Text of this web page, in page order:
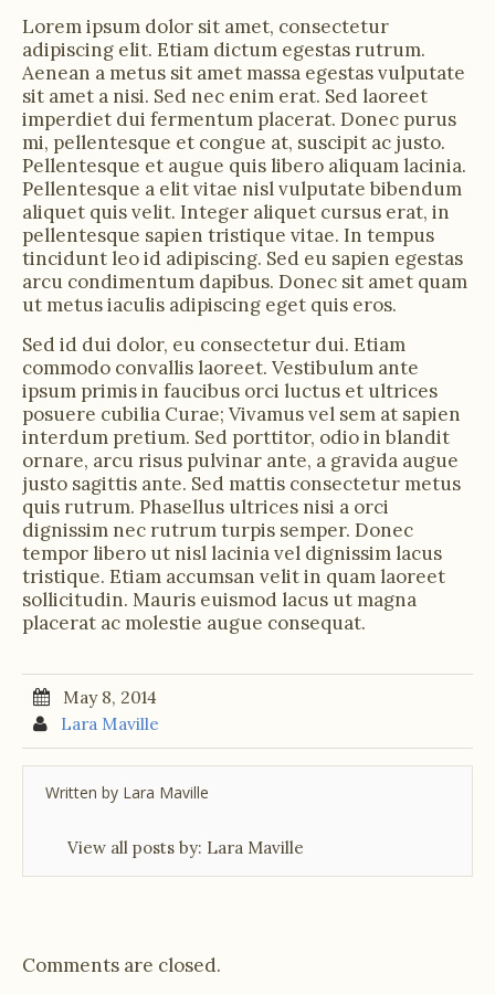
Lorem ipsum dolor sit amet, consectetur
adipiscing elit. Etiam dictum egestas rutrum.
Aenean a metus sit amet massa egestas vulputate
sit amet a nisi. Sed nec enim erat. Sed laoreet
imperdiet dui fermentum placerat. Donec purus
mi, pellentesque et congue at, suscipit ac justo.
Pellentesque et augue quis libero aliquam lacinia.
Pellentesque a elit vitae nisl vulputate bibendum
aliquet quis velit. Integer aliquet cursus erat, in
pellentesque sapien tristique vitae. In tempus
tincidunt leo id adipiscing. Sed eu sapien egestas
arcu condimentum dapibus. Donec sit amet quam
ut metus iaculis adipiscing eget quis eros.
Sed id dui dolor, eu consectetur dui. Etiam
commodo convallis laoreet. Vestibulum ante
ipsum primis in faucibus orci luctus et ultrices
posuere cubilia Curae; Vivamus vel sem at sapien
interdum pretium. Sed porttitor, odio in blandit
ornare, arcu risus pulvinar ante, a gravida augue
justo sagittis ante. Sed mattis consectetur metus
quis rutrum. Phasellus ultrices nisi a orci
dignissim nec rutrum turpis semper. Donec
tempor libero ut nisl lacinia vel dignissim lacus
tristique. Etiam accumsan velit in quam laoreet
sollicitudin. Mauris euismod lacus ut magna
placerat ac molestie augue consequat.
May 8, 2014
Lara Maville
Written by Lara Maville
View all posts by: Lara Maville
Comments are closed.